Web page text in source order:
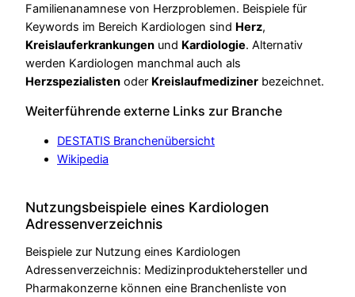
Familienanamnese von Herzproblemen. Beispiele für
Keywords im Bereich Kardiologen sind Herz,
Kreislauferkrankungen und Kardiologie. Alternativ
werden Kardiologen manchmal auch als
Herzspezialisten oder Kreislaufmediziner bezeichnet.
Weiterführende externe Links zur Branche
DESTATIS Branchenübersicht
Wikipedia
Nutzungsbeispiele eines Kardiologen
Adressenverzeichnis
Beispiele zur Nutzung eines Kardiologen
Adressenverzeichnis: Medizinproduktehersteller und
Pharmakonzerne können eine Branchenliste von